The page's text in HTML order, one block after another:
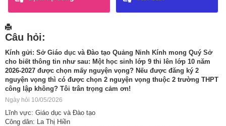
Câu hỏi:
Kính gửi: Sở Giáo dục và Đào tạo Quảng Ninh Kính mong Quý Sở
cho biết thông tin như sau: Một học sinh lớp 9 thi lên lớp 10 năm
2026-2027 được chọn mấy nguyện vọng? Nếu được đăng ký 2
nguyện vọng thì có được chọn 2 nguyện vọng thuộc 2 trường THPT
công lập không? Tôi trân trọng cảm ơn!
Ngày hỏi 10/05/2026
Lĩnh vực: Giáo dục và Đào tạo
Công dân: La Thị Hiền